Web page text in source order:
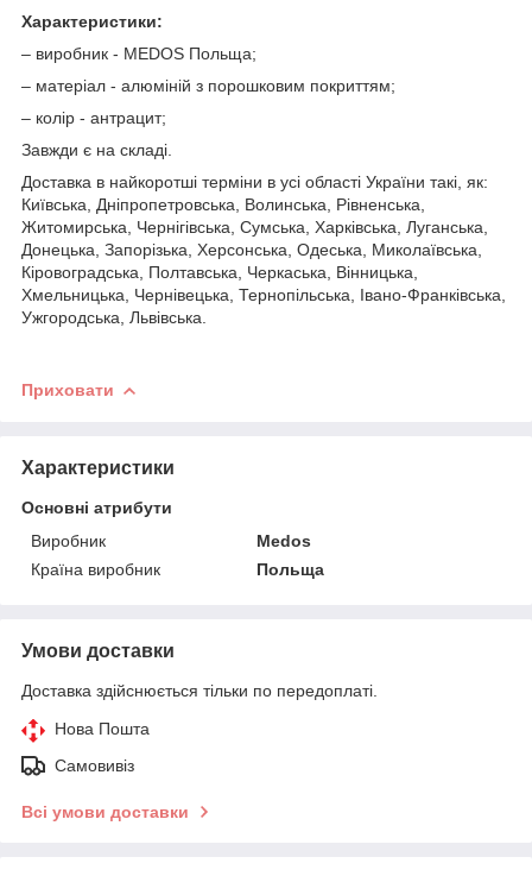
Характеристики:
– виробник - MEDOS Польща;
– матеріал - алюміній з порошковим покриттям;
– колір - антрацит;
Завжди є на складі.
Доставка в найкоротші терміни в усі області України такі, як:
Київська, Дніпропетровська, Волинська, Рівненська,
Житомирська, Чернігівська, Сумська, Харківська, Луганська,
Донецька, Запорізька, Херсонська, Одеська, Миколаївська,
Кіровоградська, Полтавська, Черкаська, Вінницька,
Хмельницька, Чернівецька, Тернопільська, Івано-Франківська,
Ужгородська, Львівська.
Приховати
Характеристики
Основні атрибути
Виробник
Medos
Країна виробник
Польща
Умови доставки
Доставка здійснюється тільки по передоплаті.
Нова Пошта
Самовивіз
Всі умови доставки